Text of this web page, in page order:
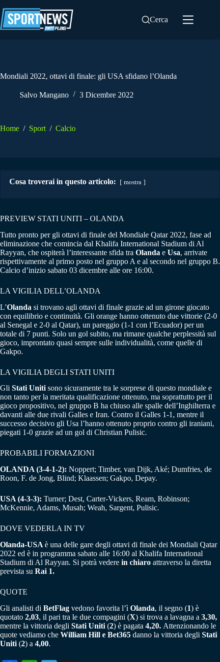
al
contenuto
Cerca
Mondiali 2022, ottavi di finale: gli USA sfidano l’Olanda
Salvo Mangano 3 Dicembre 2022
Home / Sport / Calcio
Cosa troverai in questo articolo: mostra
PREVIEW STATI UNITI – OLANDA
Tutto pronto per gli ottavi di finale del Mondiale Qatar 2022, fase ad
eliminazione che comincia dal Khalifa International Stadium di Al
Rayyan, che ospiterà l’interessante sfida tra Olanda e Usa, arrivate
rispettivamente al primo posto nel gruppo A e al secondo nel gruppo B.
Calcio d’inizio sabato 03 dicembre alle ore 16:00.
LA VIGILIA DELL’OLANDA
L’Olanda si trovano agli ottavi di finale grazie ad un girone giocato
con equilibrio e continuità. Gli orange hanno ottenuto due vittorie (2-0
al Senegal e 2-0 al Qatar), un pareggio (1-1 con l’Ecuador) per un
totale di 7 punti. Solo un gol subito, ma rimane qualche perplessità sul
gioco, improntato quasi sempre sulle individualità, come quelle di
Gakpo.
LA VIGILIA DEGLI STATI UNITI
Gli Stati Uniti sono sicuramente tra le sorprese di questo mondiale e
non tanto per la meritata qualificazione ottenuto, ma soprattutto per il
gioco propositivo, nel gruppo B ha chiuso alle spalle dell’Inghilterra e
davanti alle due rivali Galles e Iran. Contro il Galles 1-1, mentre il
successo decisivo gli Usa l’hanno ottenuto proprio contro gli iraniani,
piegati 1-0 grazie ad un gol di Christian Pulisic.
PROBABILI FORMAZIONI
OLANDA (3-4-1-2): Noppert; Timber, van Dijk, Aké; Dumfries, de
Roon, F. de Jong, Blind; Klaassen; Gakpo, Depay.
USA (4-3-3): Turner; Dest, Carter-Vickers, Ream, Robinson;
McKennie, Adams, Musah; Weah, Sargent, Pulisic.
DOVE VEDERLA IN TV
Olanda-USA è una delle gare degli ottavi di finale dei Mondiali Qatar
2022 ed è in programma sabato alle 16:00 al Khalifa International
Stadium di Al Rayyan. Si potrà vedere in chiaro attraverso la diretta
prevista su Rai 1.
QUOTE
Gli analisti di BetFlag vedono favorita l’ì Olanda, il segno (1) è
quotato 2,03, il pari tra le due compagini (X) si trova a lavagna a 3,30,
mentre la vittoria degli Stati Uniti (2) è pagata 4,20. Attenzionando le
quote vediamo che William Hill e Bet365 danno la vittoria degli Stati
Uniti (2) a 4,00.